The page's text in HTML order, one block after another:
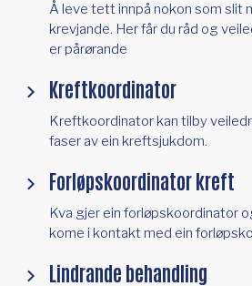
Å leve tett innpå nokon som slit
krevjande. Her får du råd og
er pårørande
Kreftkoordinator
Kreftkoordinator kan tilby
faser av ein kreftsjukdom.
Forløpskoordinator kreft
​​Kva gjer ein forløpskoordinator
kome i kontakt med ein
Lindrande behandling